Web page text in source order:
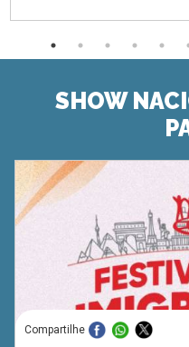
SHOW
Compartilhe